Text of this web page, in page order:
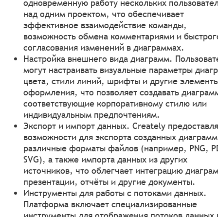
одновременную работу нескольких
над одним проектом, что обеспечивает
эффективное взаимодействие команды,
возможность обмена комментариями и
согласования изменений в диаграммах.
Настройка внешнего вида диаграмм.
могут настраивать визуальные параметры
цвета, стили линий, шрифты и другие
оформления, что позволяет создавать
соответствующие корпоративному стилю или
индивидуальным предпочтениям.
Экспорт и импорт данных. Creately
возможности для экспорта созданных
различные форматы файлов (например, PNG,
SVG), а также импорта данных из других
источников, что облегчает интеграцию
презентации, отчёты и другие документы.
Инструменты для работы с потоками данных.
Платформа включает специализированные